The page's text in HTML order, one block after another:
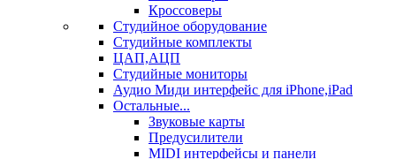
Кроссоверы
Студийное оборудование
Студийные комплекты
ЦАП,АЦП
Студийные мониторы
Аудио Миди интерфейс для iPhone,iPad
Остальные...
Звуковые карты
Предусилители
MIDI интерфейсы и панели